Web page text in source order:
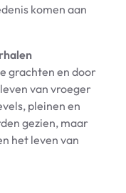
komen aan
grachten en door
van vroeger
pleinen en
gezien, maar
het leven van